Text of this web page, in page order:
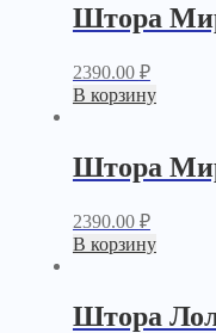
Штора
2390.00 ₽
В корзину
Штора
2390.00 ₽
В корзину
Штора